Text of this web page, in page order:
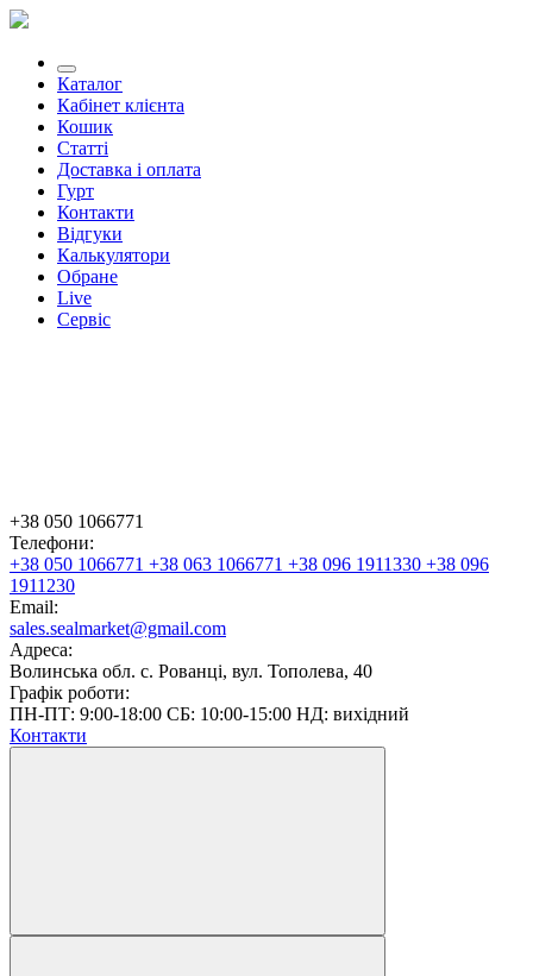
Каталог
Кабінет клієнта
Кошик
Статті
Доставка і оплата
Гурт
Контакти
Відгуки
Калькулятори
Обране
Live
Сервіс
+38 050 1066771
Телефони:
+38 050 1066771 +38 063 1066771 +38 096 1911330 +38 096
1911230
Email:
sales.sealmarket@gmail.com
Адреса:
Волинська обл. с. Рованці, вул. Тополева, 40
Графік роботи:
ПН-ПТ: 9:00-18:00 СБ: 10:00-15:00 НД: вихідний
Контакти